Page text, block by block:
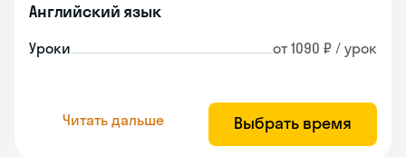
Английский язык
Уроки от 1090 ₽ / урок
Читать дальше Выбрать время